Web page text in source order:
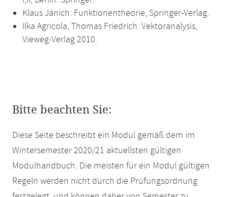
Klaus Jänich: Funktionentheorie, Springer-Verlag.
Ilka Agricola, Thomas Friedrich: Vektoranalysis,
Vieweg-Verlag 2010.
Bitte beachten Sie:
Diese Seite beschreibt ein Modul gemäß dem im
Wintersemester 2020/21 aktuellsten gültigen
Modulhandbuch. Die meisten für ein Modul gültigen
Regeln werden nicht durch die Prüfungsordnung